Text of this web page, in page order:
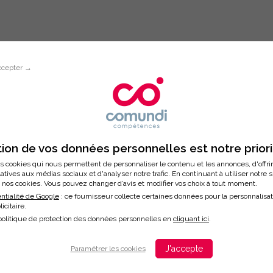
→
de vos données personnelles est notre
cookies qui nous permettent de personnaliser le contenu et les annonces,
aux médias sociaux et d'analyser notre trafic. En continuant à utiliser notre
cookies. Vous pouvez changer d’avis et modifier vos choix à tout moment.
de Google : ce fournisseur collecte certaines données pour la
de protection des données personnelles en cliquant ici.
Paramétrer les cookies J'accepte
Inscription à la formation
SON TEMPS ET SES